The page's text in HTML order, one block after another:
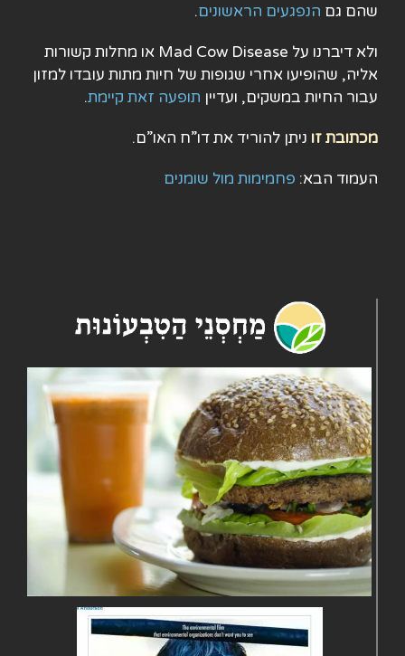
שהם גם הנפגעים הראשונים.
ולא דיברנו על Mad Cow Disease או מחלות קשורות
אליה, שהופיעו אחרי שגופות של חיות מתות עובדו למזון
עבור החיות במשקים, ועדיין תופעה זאת קיימת.
מכתובת זו ניתן להוריד את דו”ח האו”ם.
העמוד הבא: פחמימות מול שומנים